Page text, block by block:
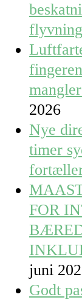
2026
Nye
timer
FOR
juni
Godt